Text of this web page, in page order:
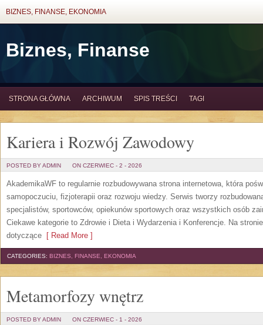
BIZNES, FINANSE, EKONOMIA
Biznes, Finanse
STRONA GŁÓWNA ARCHIWUM SPIS TREŚCI TAGI
Kariera i Rozwój Zawodowy
POSTED BY ADMIN ON CZERWIEC - 2 - 2026
AkademikaWF to regularnie rozbudowywana strona internetowa, która
samopoczuciu, fizjoterapii oraz rozwoju wiedzy. Serwis tworzy
specjalistów, sportowców, opiekunów sportowych oraz wszystkich osób
Ciekawe kategorie to Zdrowie i Dieta i Wydarzenia i Konferencje. Na
dotyczące [ Read More ]
CATEGORIES: BIZNES, FINANSE, EKONOMIA
Metamorfozy wnętrz
POSTED BY ADMIN ON CZERWIEC - 1 - 2026